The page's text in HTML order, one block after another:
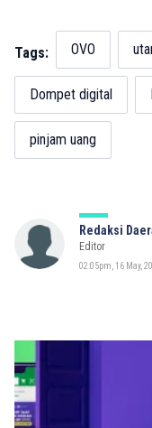
Tags: OVO
Dompet digital
pinjam uang
Redaksi
Editor
02:05pm, 16 May,